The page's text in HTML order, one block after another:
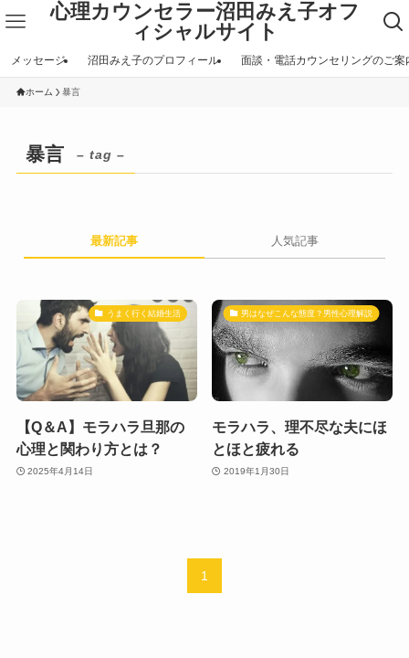
心理カウンセラー沼田みえ子オフ
ィシャルサイト
メッセージ 沼田みえ子のプロフィール 面談・電話カウンセリングのご案
ホーム 暴言
暴言 – tag –
最新記事 人気記事
うまく行く結婚生活
【Q＆A】モラハラ旦那の
心理と関わり方とは？
2025年4月14日
男はなぜこんな態度？男性心理解説
モラハラ、理不尽な夫にほ
とほと疲れる
2019年1月30日
1